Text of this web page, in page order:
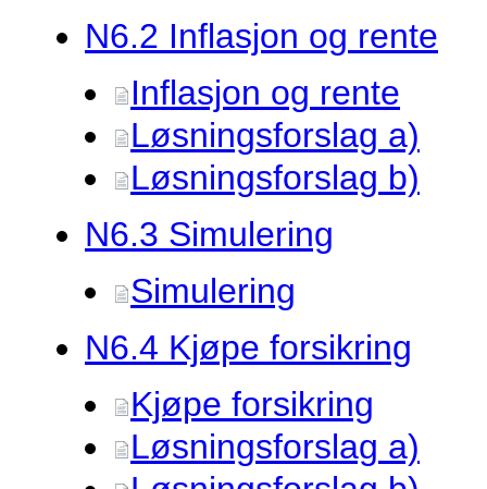
N6.2 Inflasjon og rente
Inflasjon og rente
Løsningsforslag a)
Løsningsforslag b)
N6.3 Simulering
Simulering
N6.4 Kjøpe forsikring
Kjøpe forsikring
Løsningsforslag a)